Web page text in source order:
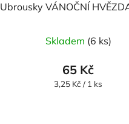
Ubrousky VÁNOČNÍ
Skladem (6 ks)
65 Kč
Měrná
3,25 Kč / 1 ks